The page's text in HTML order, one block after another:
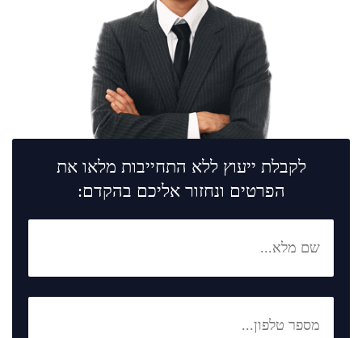
לקבלת ייעוץ ללא התחייבות מלאו את
הפרטים ונחזור אליכם בהקדם: